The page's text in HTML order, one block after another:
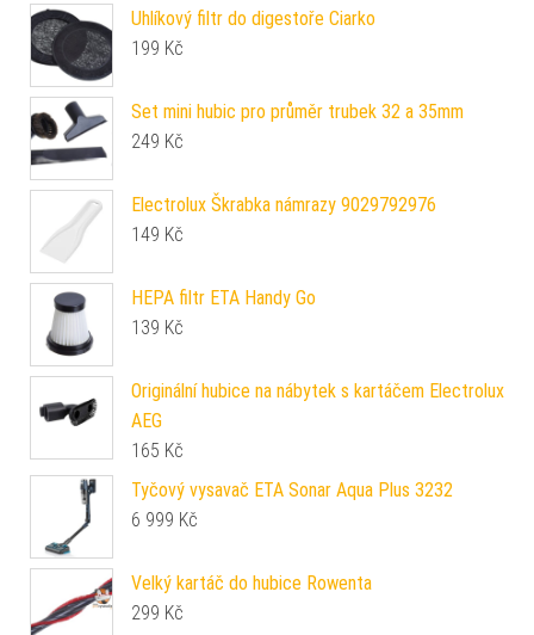
Uhlíkový filtr do digestoře Ciarko
199 Kč
Set mini hubic pro průměr trubek 32 a 35mm
249 Kč
Electrolux Škrabka námrazy 9029792976
149 Kč
HEPA filtr ETA Handy Go
139 Kč
Originální hubice na nábytek s kartáčem Electrolux
AEG
165 Kč
Tyčový vysavač ETA Sonar Aqua Plus 3232
6 999 Kč
Velký kartáč do hubice Rowenta
299 Kč